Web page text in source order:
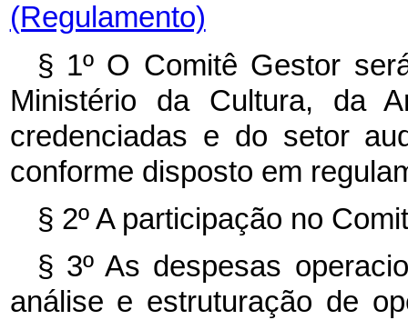
(Regulamento)
§ 1º O Comitê Gestor
Ministério da Cultura, da
credenciadas e do setor
conforme disposto em
§ 2º A participação no
§ 3º As despesas
análise e estruturação de